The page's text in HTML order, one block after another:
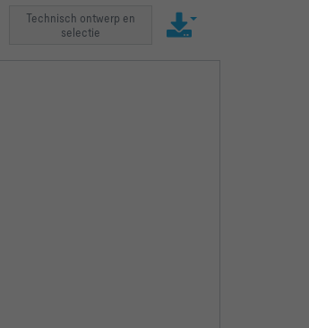
Technisch ontwerp en
selectie